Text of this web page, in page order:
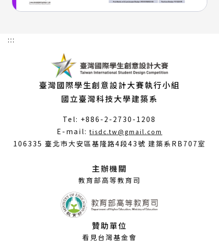
:::
臺灣國際學生創意設計大賽執行小組
國立臺灣科技大學建築系
Tel: +886-2-2730-1208
E-mail:tisdc.tw@gmail.com
開
106335 臺北市大安區基隆路4段43號 建築系RB707室
主辦機關
教育部高等教育司
贊助單位
看見台灣基金會